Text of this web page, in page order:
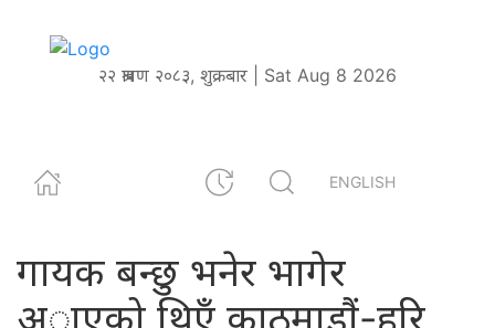
२२ श्रावण २०८३, शुक्रबार | Sat Aug 8 2026
ENGLISH
गायक बन्छु भनेर भागेर
अाएको थिएँ काठमाडौं-हरि